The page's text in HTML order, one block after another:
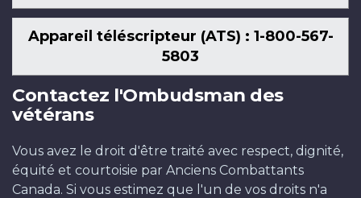
Appareil téléscripteur (ATS) : 1-800-567-
5803
Contactez l'Ombudsman des
vétérans
Vous avez le droit d'être traité avec respect, dignité,
équité et courtoisie par Anciens Combattants
Canada. Si vous estimez que l'un de vos droits n'a